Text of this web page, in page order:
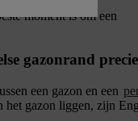
moment is om een
gazonrand
een gazon en een
het gazon liggen, zijn